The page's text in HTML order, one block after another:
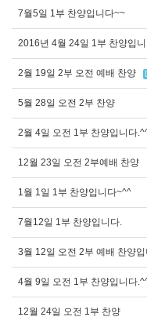
7월5일 1부 찬양입니다~~
2016년 4월 24일 1부 찬양입
2월 19일 2부 오전 예배 찬양
5월 28일 오전 2부 찬양
2월 4일 오전 1부 찬양입니다
12월 23일 오전 2부예배 찬양
1월 1일 1부 찬양입니다~^^
7월12일 1부 찬양입니다.
3월 12일 오전 2부 예배 찬양
4월 9일 오전 1부 찬양입니다
12월 24일 오전 1부 찬양